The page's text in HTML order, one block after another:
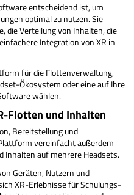
entscheidend ist, um
optimal zu nutzen. Sie
die Verteilung von Inhalten, die
Integration von XR in
für die Flottenverwaltung,
Ökosystem oder eine auf Ihre
wählen.
Flotten und Inhalten
Bereitstellung und
vereinfacht außerdem
Inhalten auf mehrere Headsets.
Geräten, Nutzern und
XR-Erlebnisse für Schulungs-